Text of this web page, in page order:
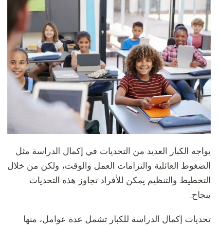
يواجه الكبار العديد من التحديات في إكمال الدراسة مثل
الضغوط العائلية والتزامات العمل والوقت، ولكن من خلال
التخطيط والتنظيم يمكن للأفراد تجاوز هذه التحديات
بنجاح.
تحديات إكمال الدراسة للكبار تشمل عدة عوامل، منها